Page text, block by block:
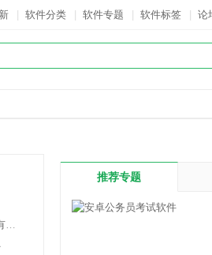
软件分类 软件专题 软件标签 论
推荐专题